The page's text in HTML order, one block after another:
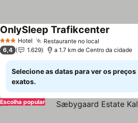
3 EstrelasHotel Restaurante no local
OnlySleep Trafikcenter
6,4 1.629 a 1.7 km de Centro da cidade
Selecione as datas para ver os preços
exatos.
Escolha popular